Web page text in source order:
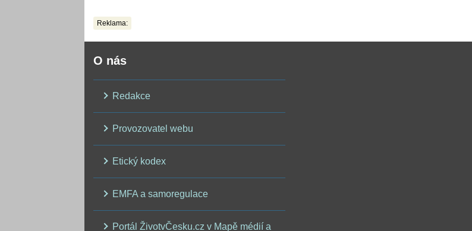
Reklama:
O nás
Redakce
Provozovatel webu
Etický kodex
EMFA a samoregulace
Portál ŽivotvČesku.cz v Mapě médií a